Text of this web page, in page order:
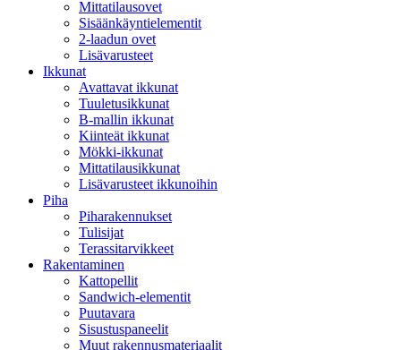
Mittatilausovet
Sisäänkäyntielementit
2-laadun ovet
Lisävarusteet
Ikkunat
Avattavat ikkunat
Tuuletusikkunat
B-mallin ikkunat
Kiinteät ikkunat
Mökki-ikkunat
Mittatilausikkunat
Lisävarusteet ikkunoihin
Piha
Piharakennukset
Tulisijat
Terassitarvikkeet
Rakentaminen
Kattopellit
Sandwich-elementit
Puutavara
Sisustuspaneelit
Muut rakennusmateriaalit